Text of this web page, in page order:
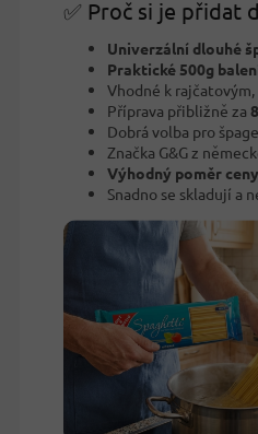
✅ Proč si je přidat
Univerzální dlouhé
Praktické 500g
Vhodné k
Příprava přibližně za
Dobrá volba pro
Značka G&G z
Výhodný poměr
Snadno se skladují a